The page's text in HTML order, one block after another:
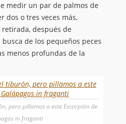
medir un par de palmos de
dos o tres veces más,
después de
de los pequeños peces
menos profundas de la
pero pillamos a este Escorpión de
in fraganti